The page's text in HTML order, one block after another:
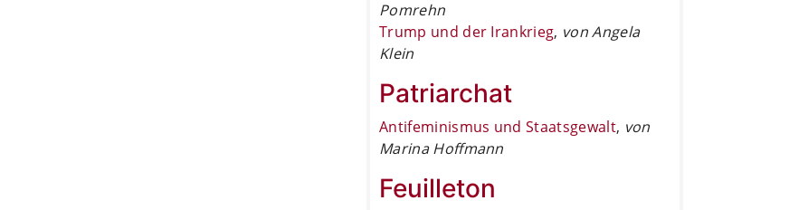
Pomrehn
Trump und der Irankrieg, von Angela
Klein
Patriarchat
Antifeminismus und Staatsgewalt, von
Marina Hoffmann
Feuilleton